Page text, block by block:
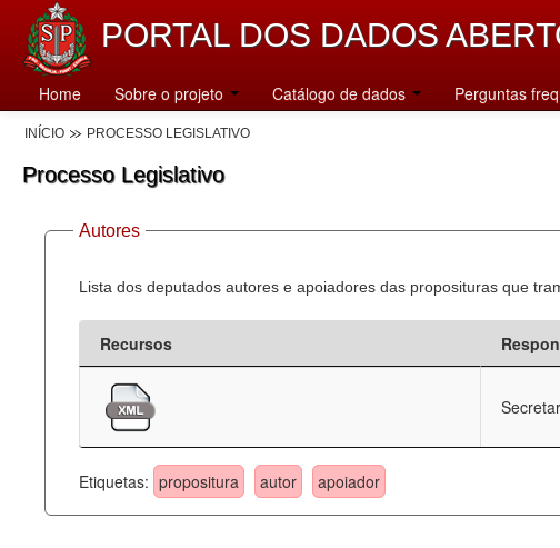
PORTAL DOS DADOS
Home Sobre o projeto Catálogo de dados Perguntas
INÍCIO PROCESSO LEGISLATIVO
Processo Legislativo
Autores
Lista dos deputados autores e apoiadores das proposituras que
Recursos
Etiquetas: propositura autor apoiador